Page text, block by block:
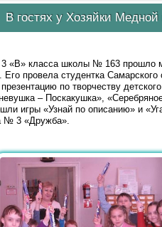
В гостях у Хозяйки Медной
«В» класса школы № 163 прошло
провела студентка
по творчеству
– Поскакушка»,
игры «Узнай по описанию» и
№ 3 «Дружба».